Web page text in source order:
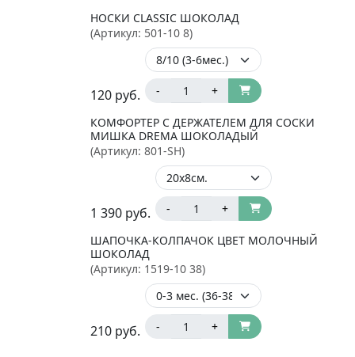
НОСКИ CLASSIC ШОКОЛАД
(Артикул: 501-10 8)
120 руб. - +
КОМФОРТЕР С ДЕРЖАТЕЛЕМ ДЛЯ СОСКИ
МИШКА DREMA ШОКОЛАДЫЙ
(Артикул: 801-SH)
1 390 руб. - +
ШАПОЧКА-КОЛПАЧОК ЦВЕТ МОЛОЧНЫЙ
ШОКОЛАД
(Артикул: 1519-10 38)
210 руб. - +